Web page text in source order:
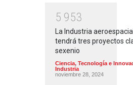
5 953
La Industria
tendrá tres proyectos
sexenio
Ciencia, Tecnología e
Industria
noviembre 28, 2024